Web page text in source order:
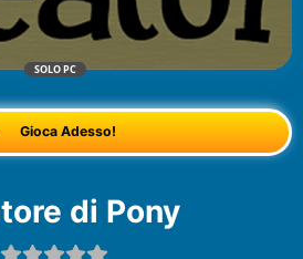
SOLO PC
Gioca Adesso!
di Pony